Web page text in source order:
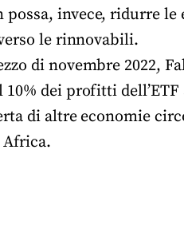
invece, ridurre le
le rinnovabili.
di novembre 2022,
10% dei profitti
di altre economie
Africa.